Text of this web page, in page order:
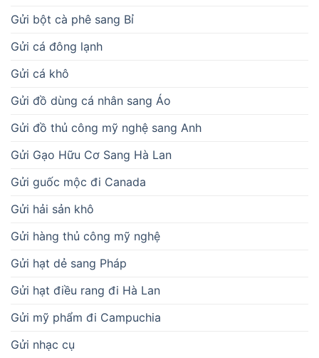
Gửi bột cà phê sang Bỉ
Gửi cá đông lạnh
Gửi cá khô
Gửi đồ dùng cá nhân sang Áo
Gửi đồ thủ công mỹ nghệ sang Anh
Gửi Gạo Hữu Cơ Sang Hà Lan
Gửi guốc mộc đi Canada
Gửi hải sản khô
Gửi hàng thủ công mỹ nghệ
Gửi hạt dẻ sang Pháp
Gửi hạt điều rang đi Hà Lan
Gửi mỹ phẩm đi Campuchia
Gửi nhạc cụ